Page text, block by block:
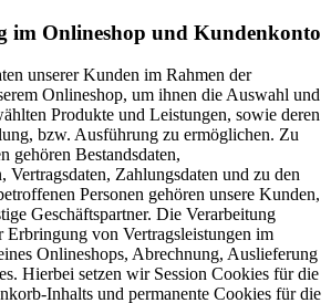
im Onlineshop und Kundenkonto
unserer Kunden im Rahmen der
Onlineshop, um ihnen die Auswahl und
Produkte und Leistungen, sowie deren
bzw. Ausführung zu ermöglichen. Zu
gehören Bestandsdaten,
Vertragsdaten, Zahlungsdaten und zu den
Personen gehören unsere Kunden,
Geschäftspartner. Die Verarbeitung
von Vertragsleistungen im
Onlineshops, Abrechnung, Auslieferung
Hierbei setzen wir Session Cookies für die
Inhalts und permanente Cookies für die